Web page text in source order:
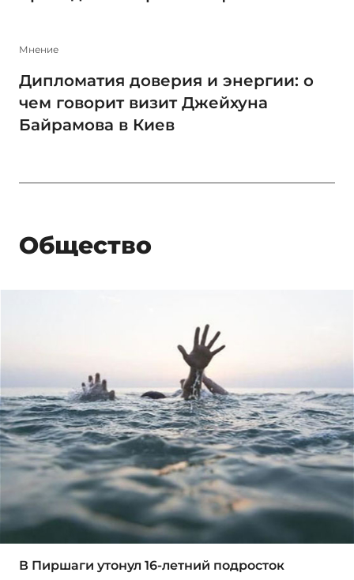
Мнение
Дипломатия доверия и энергии: о
чем говорит визит Джейхуна
Байрамова в Киев
Общество
В Пиршаги утонул 16-летний подросток